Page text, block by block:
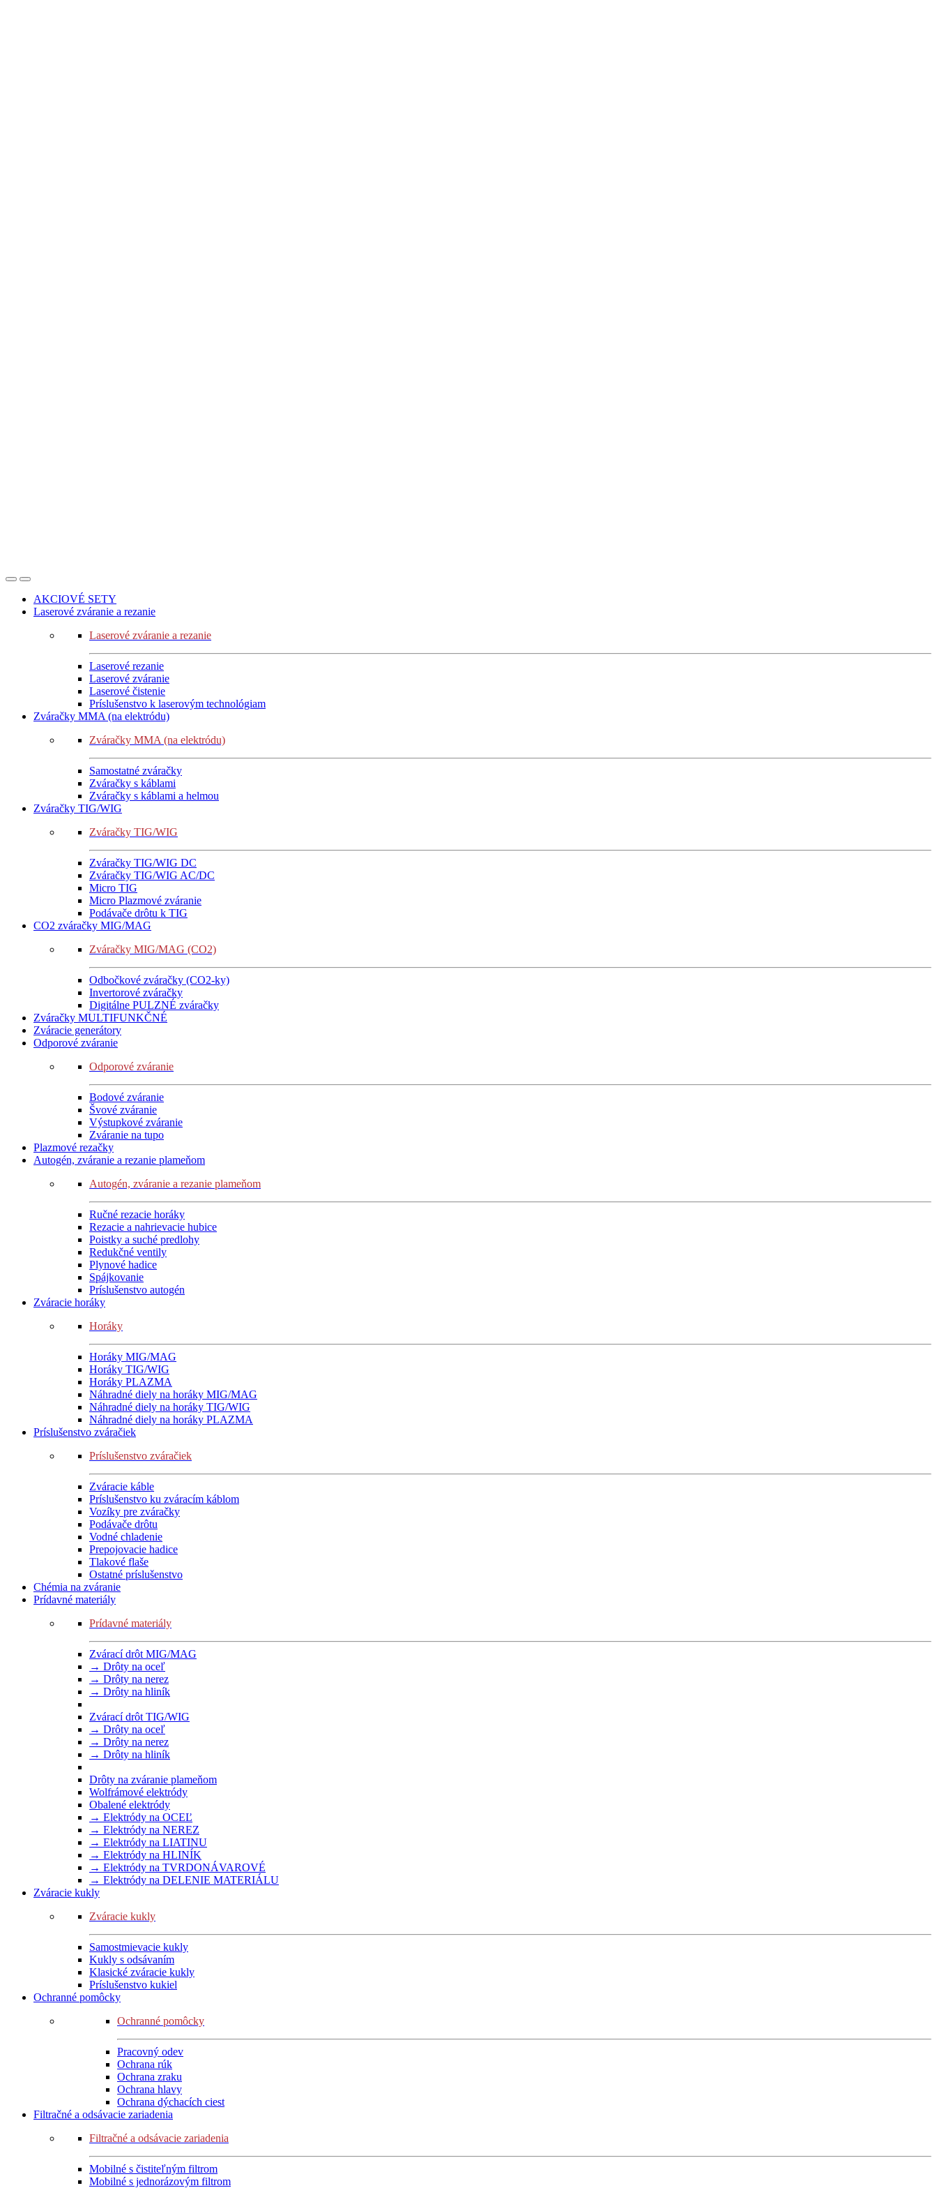
AKCIOVÉ SETY
Laserové zváranie a rezanie
Laserové zváranie a rezanie
Laserové rezanie
Laserové zváranie
Laserové čistenie
Príslušenstvo k laserovým technológiam
Zváračky MMA (na elektródu)
Zváračky MMA (na elektródu)
Samostatné zváračky
Zváračky s káblami
Zváračky s káblami a helmou
Zváračky TIG/WIG
Zváračky TIG/WIG
Zváračky TIG/WIG DC
Zváračky TIG/WIG AC/DC
Micro TIG
Micro Plazmové zváranie
Podávače drôtu k TIG
CO2 zváračky MIG/MAG
Zváračky MIG/MAG (CO2)
Odbočkové zváračky (CO2-ky)
Invertorové zváračky
Digitálne PULZNÉ zváračky
Zváračky MULTIFUNKČNÉ
Zváracie generátory
Odporové zváranie
Odporové zváranie
Bodové zváranie
Švové zváranie
Výstupkové zváranie
Zváranie na tupo
Plazmové rezačky
Autogén, zváranie a rezanie plameňom
Autogén, zváranie a rezanie plameňom
Ručné rezacie horáky
Rezacie a nahrievacie hubice
Poistky a suché predlohy
Redukčné ventily
Plynové hadice
Spájkovanie
Príslušenstvo autogén
Zváracie horáky
Horáky
Horáky MIG/MAG
Horáky TIG/WIG
Horáky PLAZMA
Náhradné diely na horáky MIG/MAG
Náhradné diely na horáky TIG/WIG
Náhradné diely na horáky PLAZMA
Príslušenstvo zváračiek
Príslušenstvo zváračiek
Zváracie káble
Príslušenstvo ku zváracím káblom
Vozíky pre zváračky
Podávače drôtu
Vodné chladenie
Prepojovacie hadice
Tlakové flaše
Ostatné príslušenstvo
Chémia na zváranie
Prídavné materiály
Prídavné materiály
Zvárací drôt MIG/MAG
→ Drôty na oceľ
→ Drôty na nerez
→ Drôty na hliník
Zvárací drôt TIG/WIG
→ Drôty na oceľ
→ Drôty na nerez
→ Drôty na hliník
Drôty na zváranie plameňom
Wolfrámové elektródy
Obalené elektródy
→ Elektródy na OCEĽ
→ Elektródy na NEREZ
→ Elektródy na LIATINU
→ Elektródy na HLINÍK
→ Elektródy na TVRDONÁVAROVÉ
→ Elektródy na DELENIE MATERIÁLU
Zváracie kukly
Zváracie kukly
Samostmievacie kukly
Kukly s odsávaním
Klasické zváracie kukly
Príslušenstvo kukiel
Ochranné pomôcky
Ochranné pomôcky
Pracovný odev
Ochrana rúk
Ochrana zraku
Ochrana hlavy
Ochrana dýchacích ciest
Filtračné a odsávacie zariadenia
Filtračné a odsávacie zariadenia
Mobilné s čistiteľným filtrom
Mobilné s jednorázovým filtrom